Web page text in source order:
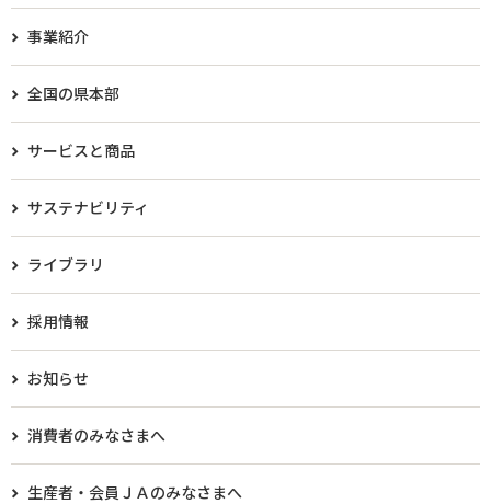
事業紹介
全国の県本部
サービスと商品
サステナビリティ
ライブラリ
採用情報
お知らせ
消費者のみなさまへ
生産者・会員ＪＡのみなさまへ​